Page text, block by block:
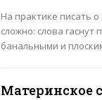
На практике писать
сложно: слова гаснут
банальными и
Материнское